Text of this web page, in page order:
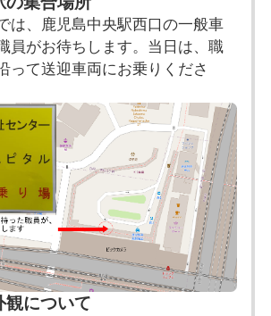
は、鹿児島中央駅西口の一般車
員がお待ちします。当日は、職
って送迎車両にお乗りくださ
観について